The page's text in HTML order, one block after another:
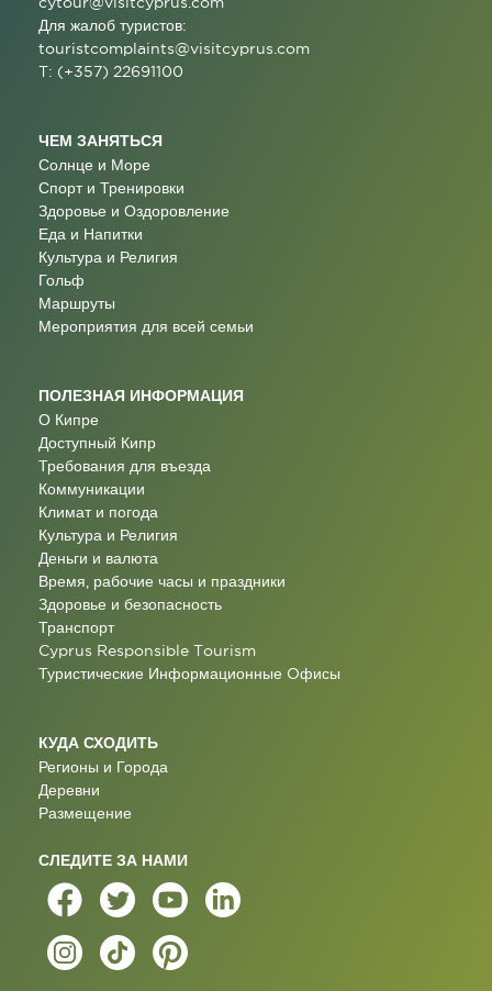
Для жалоб туристов:
touristcomplaints@visitcyprus.com
T: (+357) 22691100
ЧЕМ ЗАНЯТЬСЯ
Солнце и Море
Спорт и Тренировки
Здоровье и Оздоровление
Еда и Напитки
Культура и Религия
Гольф
Маршруты
Мероприятия для всей семьи
ПОЛЕЗНАЯ ИНФОРМАЦИЯ
О Кипре
Доступный Кипр
Требования для въезда
Коммуникации
Климат и погода
Культура и Религия
Деньги и валюта
Время, рабочие часы и праздники
Здоровье и безопасность
Транспорт
Cyprus Responsible Tourism
Туристические Информационные Oфисы
КУДА СХОДИТЬ
Регионы и Города
Деревни
Размещение
СЛЕДИТЕ ЗА НАМИ